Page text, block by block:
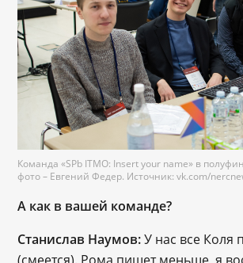
Команда «SPb ITMO: Insert your name» в
фото – Евгений Федер. Источник: vk.com/
А как в вашей команде?
Станислав Наумов: У нас все Коля